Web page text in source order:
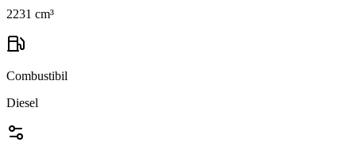
2231 cm³
Combustibil
Diesel